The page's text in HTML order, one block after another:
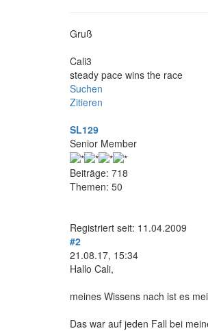
Gruß
Cali3
steady pace wins the race
Suchen
Zitieren
SL129
Senior Member
Beiträge: 718
Themen: 50
Registriert seit: 11.04.2009
#2
21.08.17, 15:34
Hallo Cali,
meines Wissens nach ist es
Das war auf jeden Fall bei